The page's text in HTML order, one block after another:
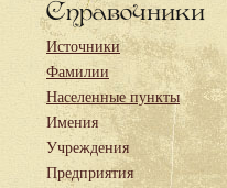
Справочники
Источники
Фамилии
Населенные пункты
Имения
Учреждения
Предприятия